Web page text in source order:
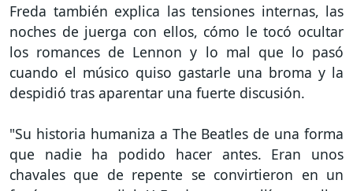
Freda también explica las tensiones internas, las
noches de juerga con ellos, cómo le tocó ocultar
los romances de Lennon y lo mal que lo pasó
cuando el músico quiso gastarle una broma y la
despidió tras aparentar una fuerte discusión.
"Su historia humaniza a The Beatles de una forma
que nadie ha podido hacer antes. Eran unos
chavales que de repente se convirtieron en un